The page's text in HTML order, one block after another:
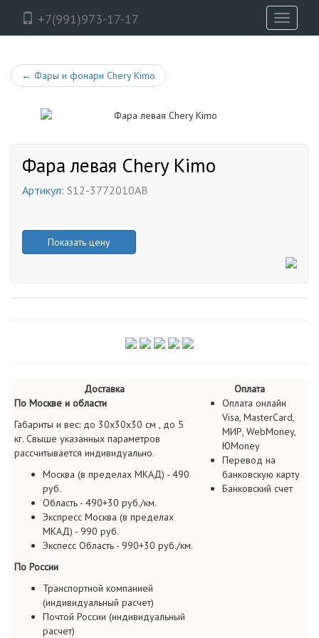
+7(991)973-17-17
Toggle
← Фары и фонари Chery Kimo
Фара левая Chery Kimo
Артикул: S12-3772010AB
Показать цену
Доставка
Оплата
По Москве и области
Габариты и вес: до 30х30х30 см , до 5
кг. Свыше указанных параметров
рассчитывается индивидуально.
Москва (в пределах МКАД) - 490
руб.
Область - 490+30 руб./км.
Экспресс Москва (в пределах
МКАД) - 990 руб.
Экспесс Область - 990+30 руб./км.
По России
Транспортной компанией
(индивидуальный расчет)
Почтой России (индивидуальный
расчет)
Оплата онлайн
Visa, MasterCard,
МИР, WebMoney,
ЮMoney
Перевод на
банковскую карту
Банковский счет